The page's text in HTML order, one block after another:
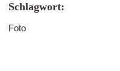
Schlagwort:
Foto